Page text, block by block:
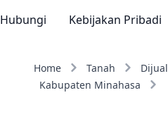
Hubungi Kebijakan Pribadi
Home Tanah Dijual
Kabupaten Minahasa